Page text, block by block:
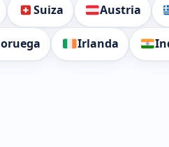
Suiza Austria
Irlanda